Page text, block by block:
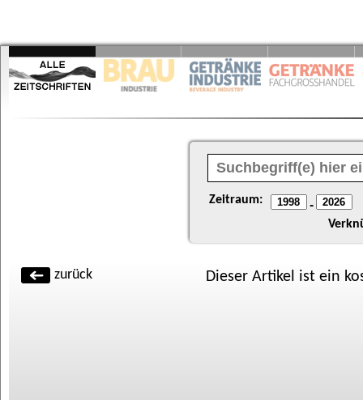
Zeitraum: -
zurück Dieser Artikel ist ein